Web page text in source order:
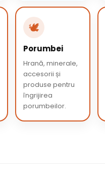
🕊️
Porumbei
Hrană, minerale,
accesorii și
produse pentru
îngrijirea
porumbeilor.